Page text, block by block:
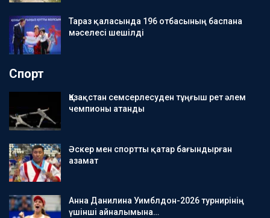
Тараз қаласында 196 отбасының баспана
мәселесі шешілді
Спорт
Қазақстан семсерлесуден тұңғыш рет әлем
чемпионы атанды
Әскер мен спортты қатар бағындырған
азамат
Анна Данилина Уимблдон-2026 турнирінің
үшінші айналымына…